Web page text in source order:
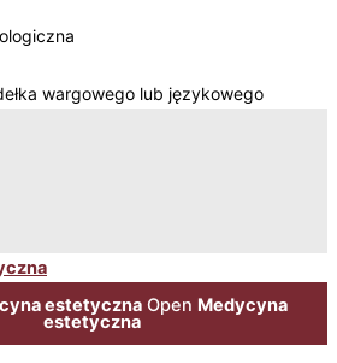
wargowego lub językowego
estetyczna Open Medycyna
estetyczna